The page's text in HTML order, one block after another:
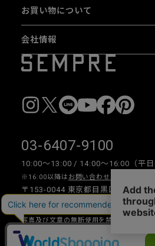
お買い物について
会社情報
03-6407-9100
10:00〜13:00 / 14:00〜16:00（平日
※16:00以降は お問い合わせフォーム
〒153-0044 東京都目黒区大橋 2-
写真及び文章の無断使用を禁じます。
Copyright © 2026 SEMPRE DESIGN